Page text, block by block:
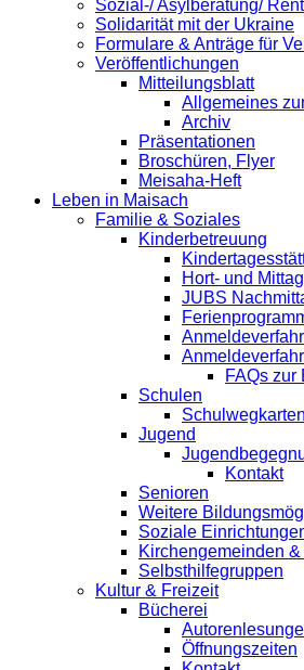
Sozial-/ Asylberatung/
Solidarität mit der Ukraine
Formulare & Anträge für
Veröffentlichungen
Mitteilungsblatt
Allgemeines
Archiv
Präsentationen
Broschüren, Flyer
Meisaha-Heft
Leben in Maisach
Familie & Soziales
Kinderbetreuung
Hort- und
JUBS
FAQs zur
Schulen
Jugend
Kontakt
Senioren
Weitere
Soziale
Kirchengemeinden
Selbsthilfegruppen
Kultur & Freizeit
Bücherei
Öffnungszeiten